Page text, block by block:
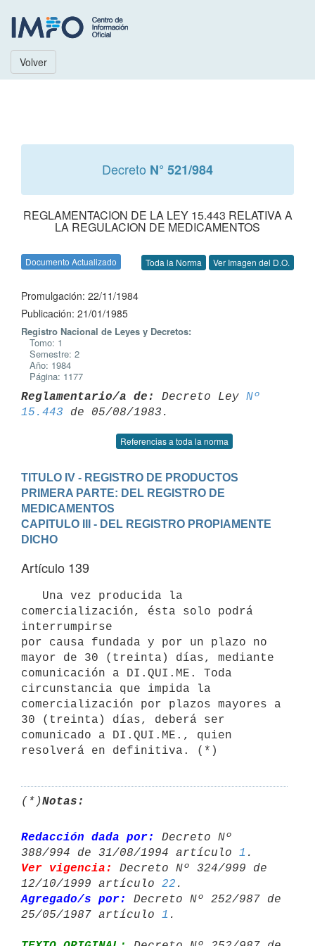
Volver
Decreto N° 521/984
REGLAMENTACION DE LA LEY 15.443 RELATIVA A
LA REGULACION DE MEDICAMENTOS
Documento Actualizado Toda la Norma Ver Imagen del D.O.
Promulgación: 22/11/1984
Publicación: 21/01/1985
Registro Nacional de Leyes y Decretos:
Tomo: 1
Semestre: 2
Año: 1984
Página: 1177
Reglamentario/a de: Decreto Ley Nº
15.443
Referencias a toda la norma
TITULO IV - REGISTRO DE PRODUCTOS
PRIMERA PARTE: DEL REGISTRO DE
MEDICAMENTOS
CAPITULO III - DEL REGISTRO PROPIAMENTE
DICHO
Artículo 139
comercialización, ésta solo podrá
interrumpirse
por causa fundada y por un plazo no
mayor de 30 (treinta) días, mediante
comunicación a DI.QUI.ME. Toda
circunstancia que impida la
comercialización por plazos mayores a
30 (treinta) días, deberá ser
comunicado a DI.QUI.ME., quien
(*)Notas:
Redacción dada por:
Decreto Nº
388/994 de 31/08/1994 artículo 1
Ver vigencia:
Decreto Nº 324/999 de
12/10/1999 artículo 22
Agregado/s por:
Decreto Nº 252/987 de
25/05/1987 artículo 1